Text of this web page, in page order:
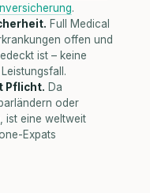
.
Full Medical
offen und
ist – keine
Pflicht. Da
oder
ist eine weltweit
Expats